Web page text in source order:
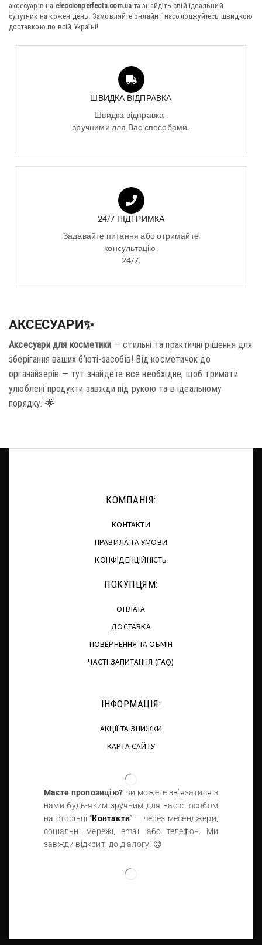
аксесуарів на eleccionperfecta.com.ua та знайдіть свій ідеальний
супутник на кожен день. Замовляйте онлайн і насолоджуйтесь швидкою
доставкою по всій Україні!
ШВИДКА ВІДПРАВКА
Швидка відправка ,
зручними для Вас способами.
24/7 ПІДТРИМКА
Задавайте питання або отримайте
консультацію,
24/7.
АКСЕСУАРИ✨
Аксесуари для косметики — стильні та практичні рішення для
зберігання ваших б’юті-засобів! Від косметичок до
органайзерів — тут знайдете все необхідне, щоб тримати
улюблені продукти завжди під рукою та в ідеальному
порядку. 🌟
КОМПАНІЯ:
КОНТАКТИ
ПРАВИЛА ТА УМОВИ
КОНФІДЕНЦІЙНІСТЬ
ПОКУПЦЯМ:
ОПЛАТА
ДОСТАВКА
ПОВЕРНЕННЯ ТА ОБМІН
ЧАСТІ ЗАПИТАННЯ (FAQ)
ІНФОРМАЦІЯ:
АКЦІЇ ТА ЗНИЖКИ
КАРТА САЙТУ
Маєте пропозицію? Ви можете зв’язатися з
нами будь-яким зручним для вас способом
на сторінці “Контакти” — через месенджери,
соціальні мережі, email або телефон. Ми
завжди відкриті до діалогу! 😊